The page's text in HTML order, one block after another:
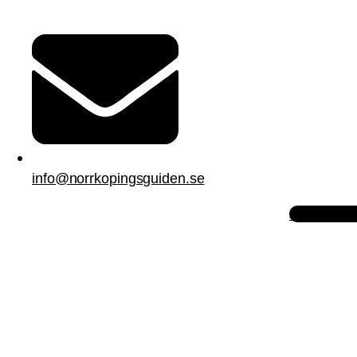
info@norrkopingsguiden.se
Instagram